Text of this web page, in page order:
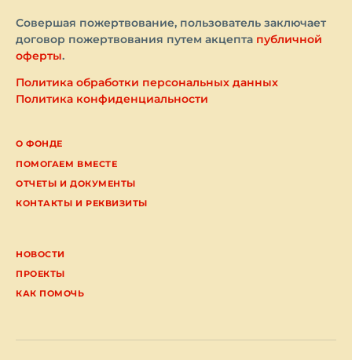
О ФОНДЕ
ПОМОГАЕМ ВМЕСТЕ
ОТЧЕТЫ И ДОКУМЕНТЫ
КОНТАКТЫ И РЕКВИЗИТЫ
НОВОСТИ
ПРОЕКТЫ
КАК ПОМОЧЬ
Совершая пожертвование, пользователь заключает
договор пожертвования путем акцепта публичной
оферты.
Политика обработки персональных данных
Политика конфиденциальности